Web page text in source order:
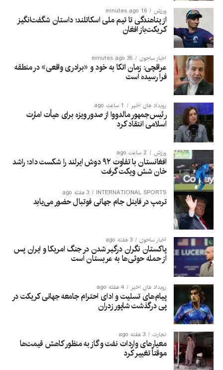
ورزش 16 minutes ago
از پناهندگی تا تیم ملی اسکاتلند؛ داستان شگفت‌انگیز
کریکت‌باز افغان
اخبار ساحوی 36 minutes ago
عراقچی: زمان اتکا به خود و «برادری واقعی» در منطقه
فرا رسیده است
رویداد های اخیر 1 ساعت ago
رئیس‌جمهور مالدووا از صدور ویزه برای هیأت امارت
اسلامی انتقاد کرد
ورزش 2 ساعت ago
افغانستان با تفاوت ۹۲ دوش ایرلند را شکست داد؛ راشد
خان شش ویکت گرفت
INTERNATIONAL SPORTS 3 هفته ago
ترمپ در فاینل جام جهانی فوتبال حضور می‌یابد
اخبار ساحوی 3 هفته ago
پاکستان نگران درگیر شدن در جنگ امریکا و ایران پس
از حمله حوثی‌ها به عربستان است
رویداد های اخیر 4 هفته ago
پیام‌های تسلیت و ادای احترام جامعه جهانی کریکت در
پی درگذشت شاپور زدران
تجارت 3 هفته ago
معیارهای واردات نفت و گاز به منظور کاهش قیمت‌ها
موقتاً تغییر کرد